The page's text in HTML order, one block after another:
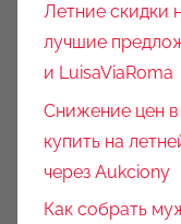
Летние скидки
лучшие
и LuisaViaRoma
Снижение цен в
купить на
через Aukciony
Как собрать